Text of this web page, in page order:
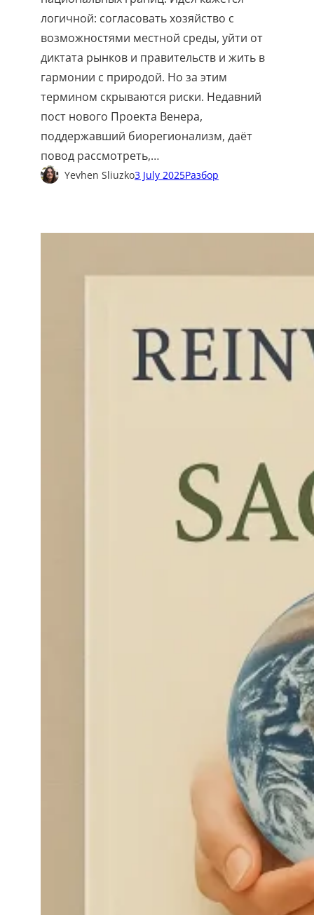
логичной: согласовать хозяйство с
возможностями местной среды, уйти от
диктата рынков и правительств и жить в
гармонии с природой. Но за этим
термином скрываются риски. Недавний
пост нового Проекта Венера,
поддержавший биорегионализм, даёт
повод рассмотреть,…
Yevhen Sliuzko3 July 2025Разбор